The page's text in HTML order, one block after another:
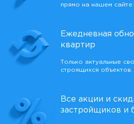
прямо на нашем сайте.
Ежедневная
квартир
Только актуальные
строящихся объектов.
Все акции и
застройщиков и